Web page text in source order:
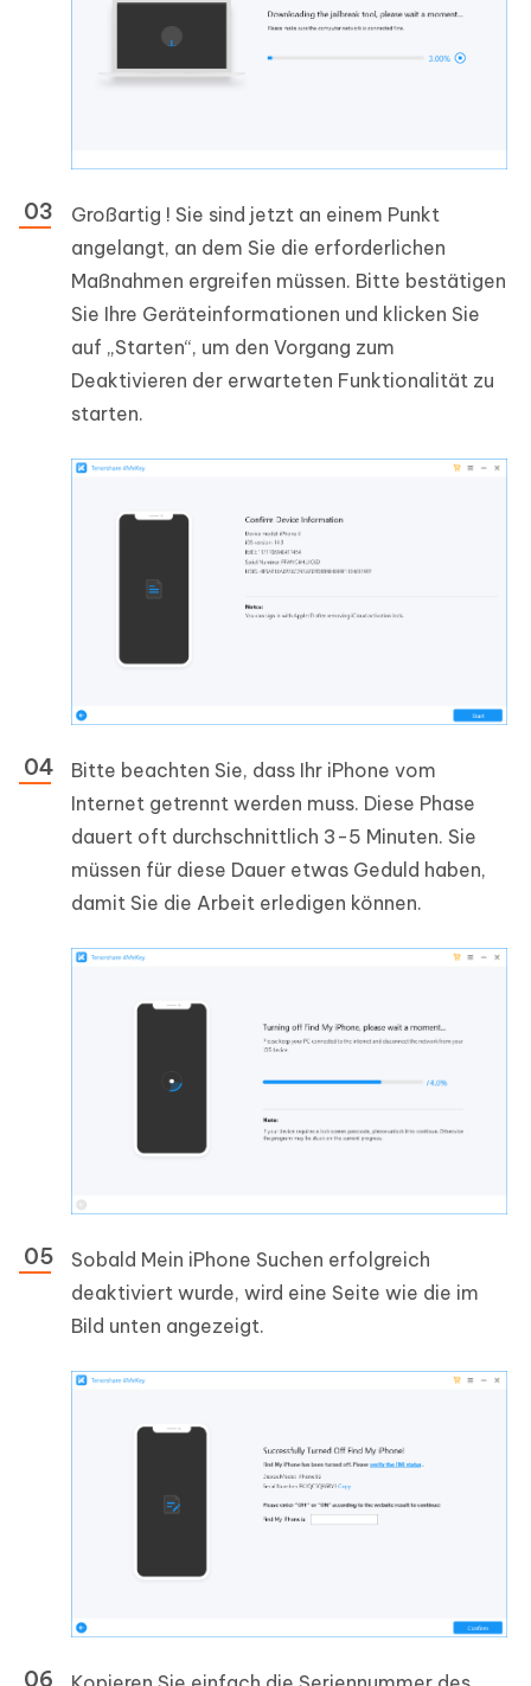
Großartig ! Sie sind jetzt an einem Punkt
angelangt, an dem Sie die erforderlichen
Maßnahmen ergreifen müssen. Bitte bestätigen
Sie Ihre Geräteinformationen und klicken Sie
auf „Starten“, um den Vorgang zum
Deaktivieren der erwarteten Funktionalität zu
starten.
Bitte beachten Sie, dass Ihr iPhone vom
Internet getrennt werden muss. Diese Phase
dauert oft durchschnittlich 3-5 Minuten. Sie
müssen für diese Dauer etwas Geduld haben,
damit Sie die Arbeit erledigen können.
Sobald Mein iPhone Suchen erfolgreich
deaktiviert wurde, wird eine Seite wie die im
Bild unten angezeigt.